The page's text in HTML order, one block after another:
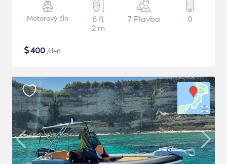
Motorový čln
6 ft
2 m
7 Plavba 0
$400 /deň